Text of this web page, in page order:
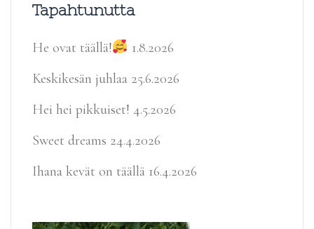
Tapahtunutta
He ovat täällä!
1.8.2026
Keskikesän juhlaa 25.6.2026
Hei hei pikkuiset! 4.5.2026
Sweet dreams 24.4.2026
Ihana kevät on täällä 16.4.2026